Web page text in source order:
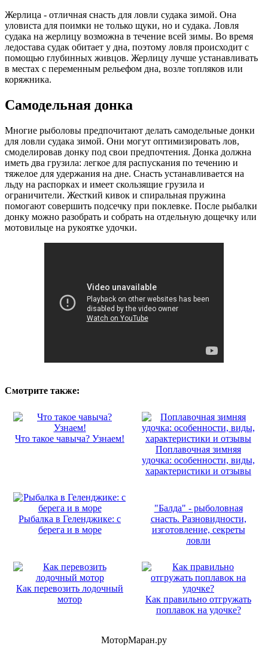
Жерлица - отличная снасть для ловли судака зимой. Она
уловиста для поимки не только щуки, но и судака. Ловля
судака на жерлицу возможна в течение всей зимы. Во время
ледостава судак обитает у дна, поэтому ловля происходит с
помощью глубинных живцов. Жерлицу лучше устанавливать
в местах с переменным рельефом дна, возле топляков или
коряжника.
Самодельная донка
Многие рыболовы предпочитают делать самодельные донки
для ловли судака зимой. Они могут оптимизировать лов,
смоделировав донку под свои предпочтения. Донка должна
иметь два грузила: легкое для распускания по течению и
тяжелое для удержания на дне. Снасть устанавливается на
льду на распорках и имеет скользящие грузила и
ограничители. Жесткий кивок и спиральная пружина
помогают совершить подсечку при поклевке. После рыбалки
донку можно разобрать и собрать на отдельную дощечку или
мотовильце на рукоятке удочки.
Смотрите также:
Что такое чавыча? Узнаем!
Поплавочная зимняя
удочка: особенности, виды,
характеристики и отзывы
Рыбалка в Геленджике: с
берега и в море
"Балда" - рыболовная
снасть. Разновидности,
изготовление, секреты
ловли
Как перевозить лодочный
мотор
Как правильно отгружать
поплавок на удочке?
МоторМаран.ру